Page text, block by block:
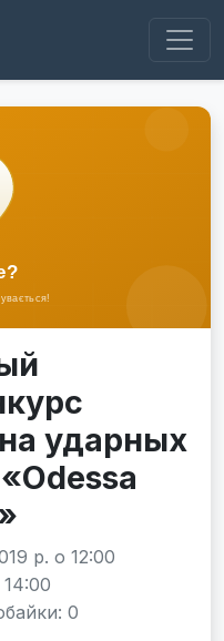
ударных
р. о 12:00
0